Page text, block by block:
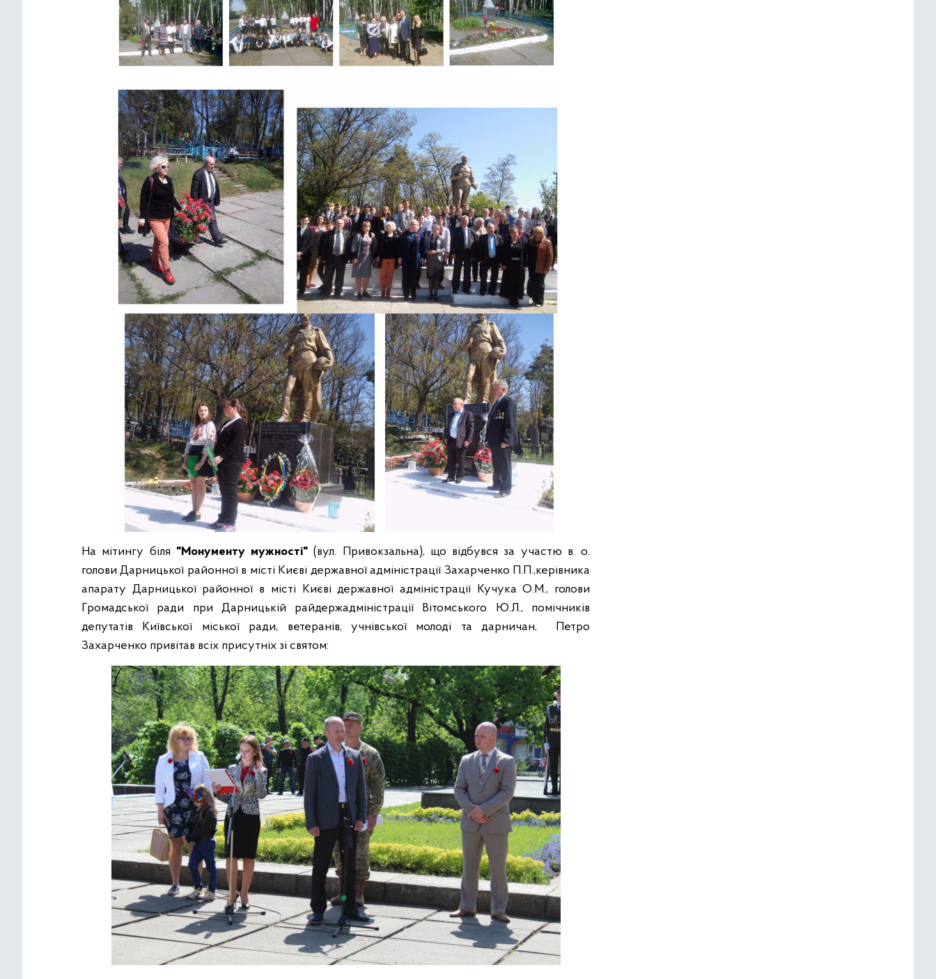
На мітингу біля "Монументу мужності" (вул. Привокзальна), що відбувся за участю в. о.
голови Дарницької районної в місті Києві державної адміністрації Захарченко П.П.,керівника
апарату Дарницької районної в місті Києві державної адміністрації Кучука О.М., голови
Громадської ради при Дарницькій райдержадміністрації Вітомського Ю.Л., помічників
депутатів Київської міської ради, ветеранів, учнівської молоді та дарничан, Петро
Захарченко привітав всіх присутніх зі святом: